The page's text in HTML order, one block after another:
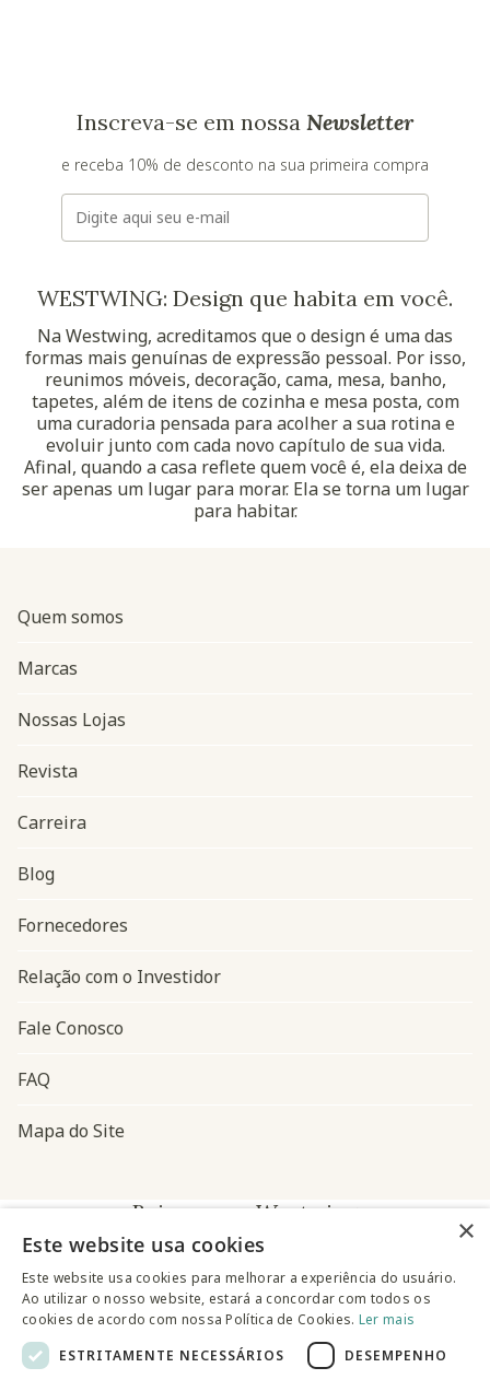
Inscreva-se em nossa Newsletter
e receba 10% de desconto na sua primeira compra
E-mail
WESTWING: Design que habita em você.
Na Westwing, acreditamos que o design é uma das
formas mais genuínas de expressão pessoal. Por isso,
reunimos móveis, decoração, cama, mesa, banho,
tapetes, além de itens de cozinha e mesa posta, com
uma curadoria pensada para acolher a sua rotina e
evoluir junto com cada novo capítulo de sua vida.
Afinal, quando a casa reflete quem você é, ela deixa de
ser apenas um lugar para morar. Ela se torna um lugar
para habitar.
Navegação do rodapé
Quem somos
Marcas
Nossas Lojas
Revista
Carreira
Blog
Fornecedores
Relação com o Investidor
Fale Conosco
FAQ
Mapa do Site
Baixe o app Westwing
×
Este website usa cookies
Este website usa cookies para melhorar a experiência do usuário.
Ao utilizar o nosso website, estará a concordar com todos os
cookies de acordo com nossa Política de Cookies. Ler mais
ESTRITAMENTE NECESSÁRIOS
DESEMPENHO